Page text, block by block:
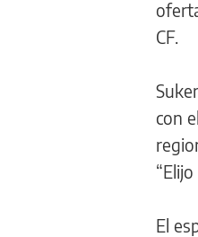
CF.
con
El